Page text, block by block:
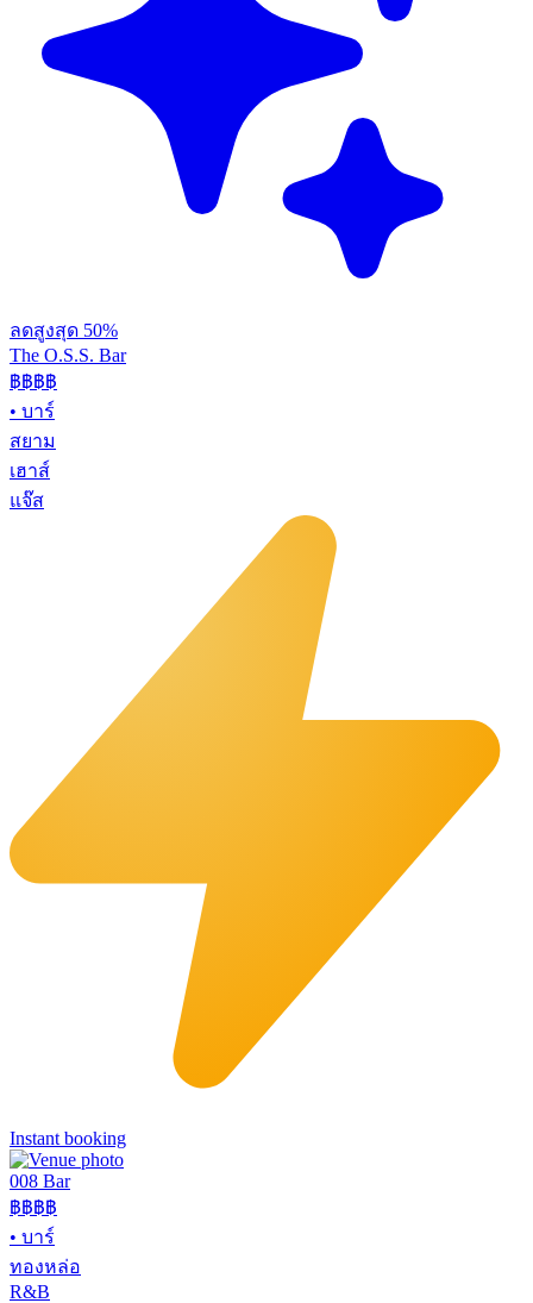
ลดสูงสุด 50%
The O.S.S. Bar
฿฿฿฿
• บาร์
สยาม
เฮาส์
แจ๊ส
Instant booking
008 Bar
฿฿฿฿
• บาร์
ทองหล่อ
R&B